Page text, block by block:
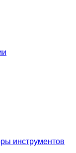
инструментов